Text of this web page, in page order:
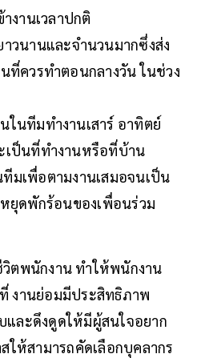
งานเวลาปกติ
วนานและจำนวนมากซึ่งส่ง
ที่ควรทำตอนกลางวัน ในช่วง
ในทีมทำงานเสาร์ อาทิตย์
เป็นที่ทำงานหรือที่บ้าน
มเพื่อตามงานเสมอจนเป็น
ยุดพักร้อนของเพื่อนร่วม
ตพนักงาน ทำให้พนักงาน
งานย่อมมีประสิทธิภาพ
ละดึงดูดให้มีผู้สนใจอยาก
ให้สามารถคัดเลือกบุคลากร